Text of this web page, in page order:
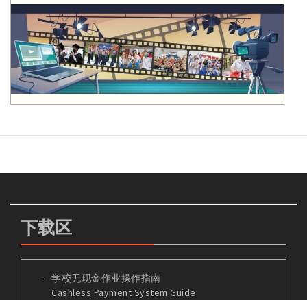
下载区
学校无现金作业操作指南
Cashless Payment System Guide